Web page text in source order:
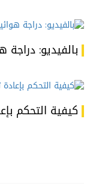
بالفيديو:
كيفية التحكم